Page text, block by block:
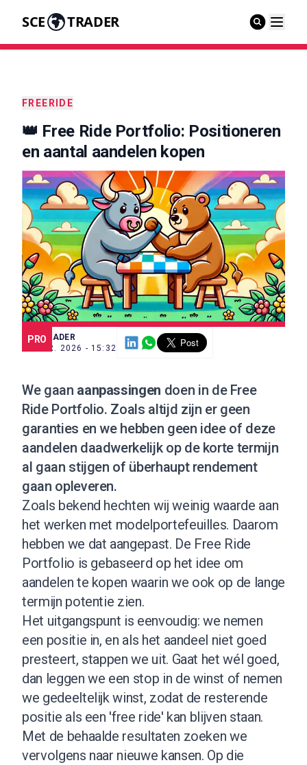
SCE TRADER
FREERIDE
👑 Free Ride Portfolio: Positioneren
en aantal aandelen kopen
PRO
SCE TRADER
27 APR. 2026 - 15:32
We gaan aanpassingen doen in de Free
Ride Portfolio. Zoals altijd zijn er geen
garanties en we hebben geen idee of deze
aandelen daadwerkelijk op de korte termijn
al gaan stijgen of überhaupt rendement
gaan opleveren.
Zoals bekend hechten wij weinig waarde aan
het werken met modelportefeuilles. Daarom
hebben we dat aangepast. De Free Ride
Portfolio is gebaseerd op het idee om
aandelen te kopen waarin we ook op de lange
termijn potentie zien.
Het uitgangspunt is eenvoudig: we nemen
een positie in, en als het aandeel niet goed
presteert, stappen we uit. Gaat het wél goed,
dan leggen we een stop in de winst of nemen
we gedeeltelijk winst, zodat de resterende
positie als een 'free ride' kan blijven staan.
Met de behaalde resultaten zoeken we
vervolgens naar nieuwe kansen. Op die